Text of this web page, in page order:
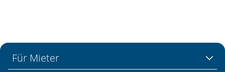
Für Mieter